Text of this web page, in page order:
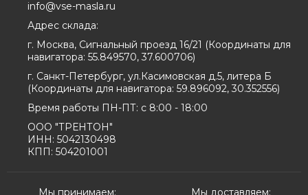
info@vse-masla.ru
Адрес склада:
г. Москва, Сигнальный проезд 16/21 (Координаты для
навигатора: 55.849570, 37.600706)
г. Санкт-Петербург, ул.Касимовская д.5, литера Б
(Координаты для навигатора: 59.896092, 30.352556)
Время работы ПН-ПТ: с 8:00 - 18:00
ООО "ТРЕНТОН"
ИНН: 5042130498
КПП: 504201001
Мы принимаем: Мы доставляем: